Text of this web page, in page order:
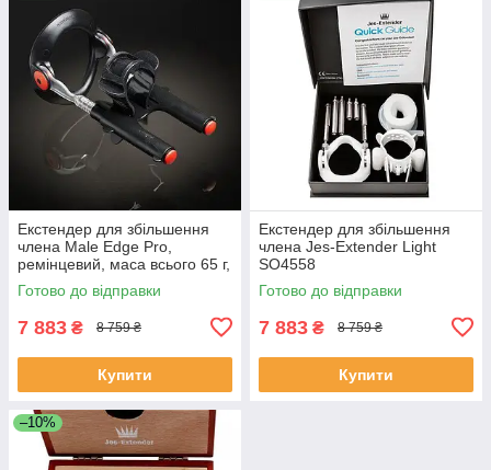
Екстендер для збільшення
члена Male Edge Pro,
ремінцевий, маса всього 65 г,
міцний пластик ME003
Готово до відправки
7 883 ₴ 8 759 ₴
Купити
Екстендер для збільшення
члена Jes-Extender Light
SO4558
Готово до відправки
7 883 ₴ 8 759 ₴
Купити
–10%